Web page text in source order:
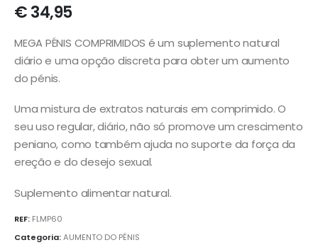
€34,95
MEGA PÉNIS COMPRIMIDOS é um suplemento natural
diário e uma opção discreta para obter um aumento
do pénis.
Uma mistura de extratos naturais em comprimido. O
seu uso regular, diário, não só promove um crescimento
peniano, como também ajuda no suporte da força da
ereção e do desejo sexual.
Suplemento alimentar natural.
REF: FLMP60
Categoria:AUMENTO DO PÉNIS